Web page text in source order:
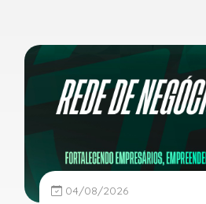
04/08/2026